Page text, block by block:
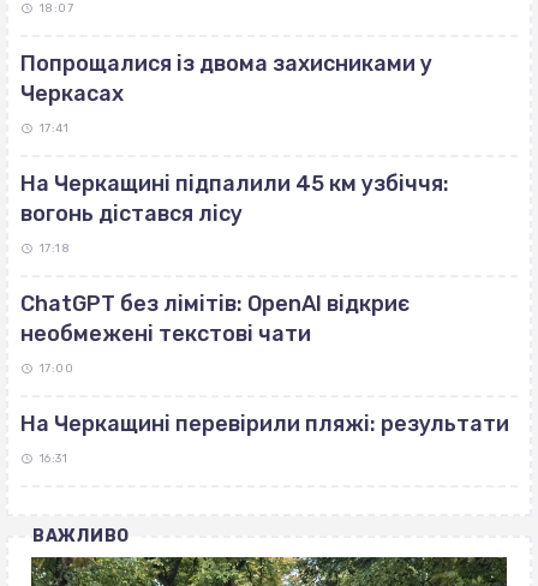
18:07
Попрощалися із двома захисниками у
Черкасах
17:41
На Черкащині підпалили 45 км узбіччя:
вогонь дістався лісу
17:18
ChatGPT без лімітів: OpenAI відкриє
необмежені текстові чати
17:00
На Черкащині перевірили пляжі: результати
16:31
ВАЖЛИВО